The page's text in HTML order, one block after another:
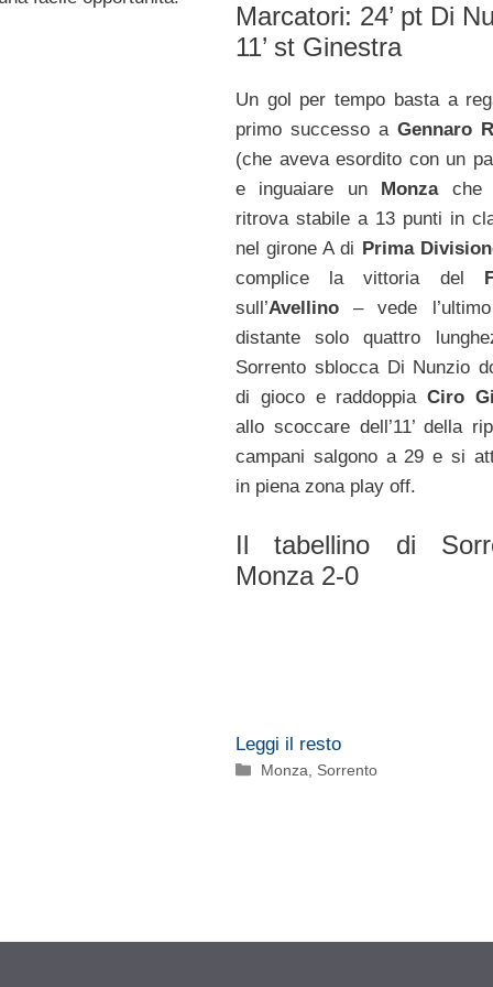
Marcatori: 24’ pt Di
11’ st Ginestra
Un gol per tempo basta a
primo successo a Gennaro
(che aveva esordito con un
e inguaiare un
Monzache
ritrova stabile a 13 punti in
nel girone A di Prima
complice la vittoria del
sull’Avellino– vede
distante solo quattro
Sorrento sblocca Di Nunzio
di gioco e raddoppiaCiro
allo scoccare dell’11’ della
campani salgono a 29 e si
in piena zona play off.
Il tabellino di
Monza 2-0
Leggi il resto
Categorie
Monza Sorrento